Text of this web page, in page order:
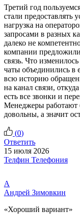
Третий год
стали предоставлять
нагрузка на
запросами в разных
далеко не
компании
связь. Что
чаты объединились
всю историю
на канал связи,
есть все звонки и
Менеджеры работают
довольны, а значит
(0)
Ответить
15 июля 2026
Телфин Телефония
А
Андрей Зимовкин
«Хороший вариант»